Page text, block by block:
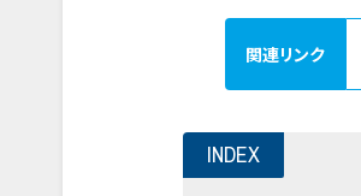
関連リンク
INDEX